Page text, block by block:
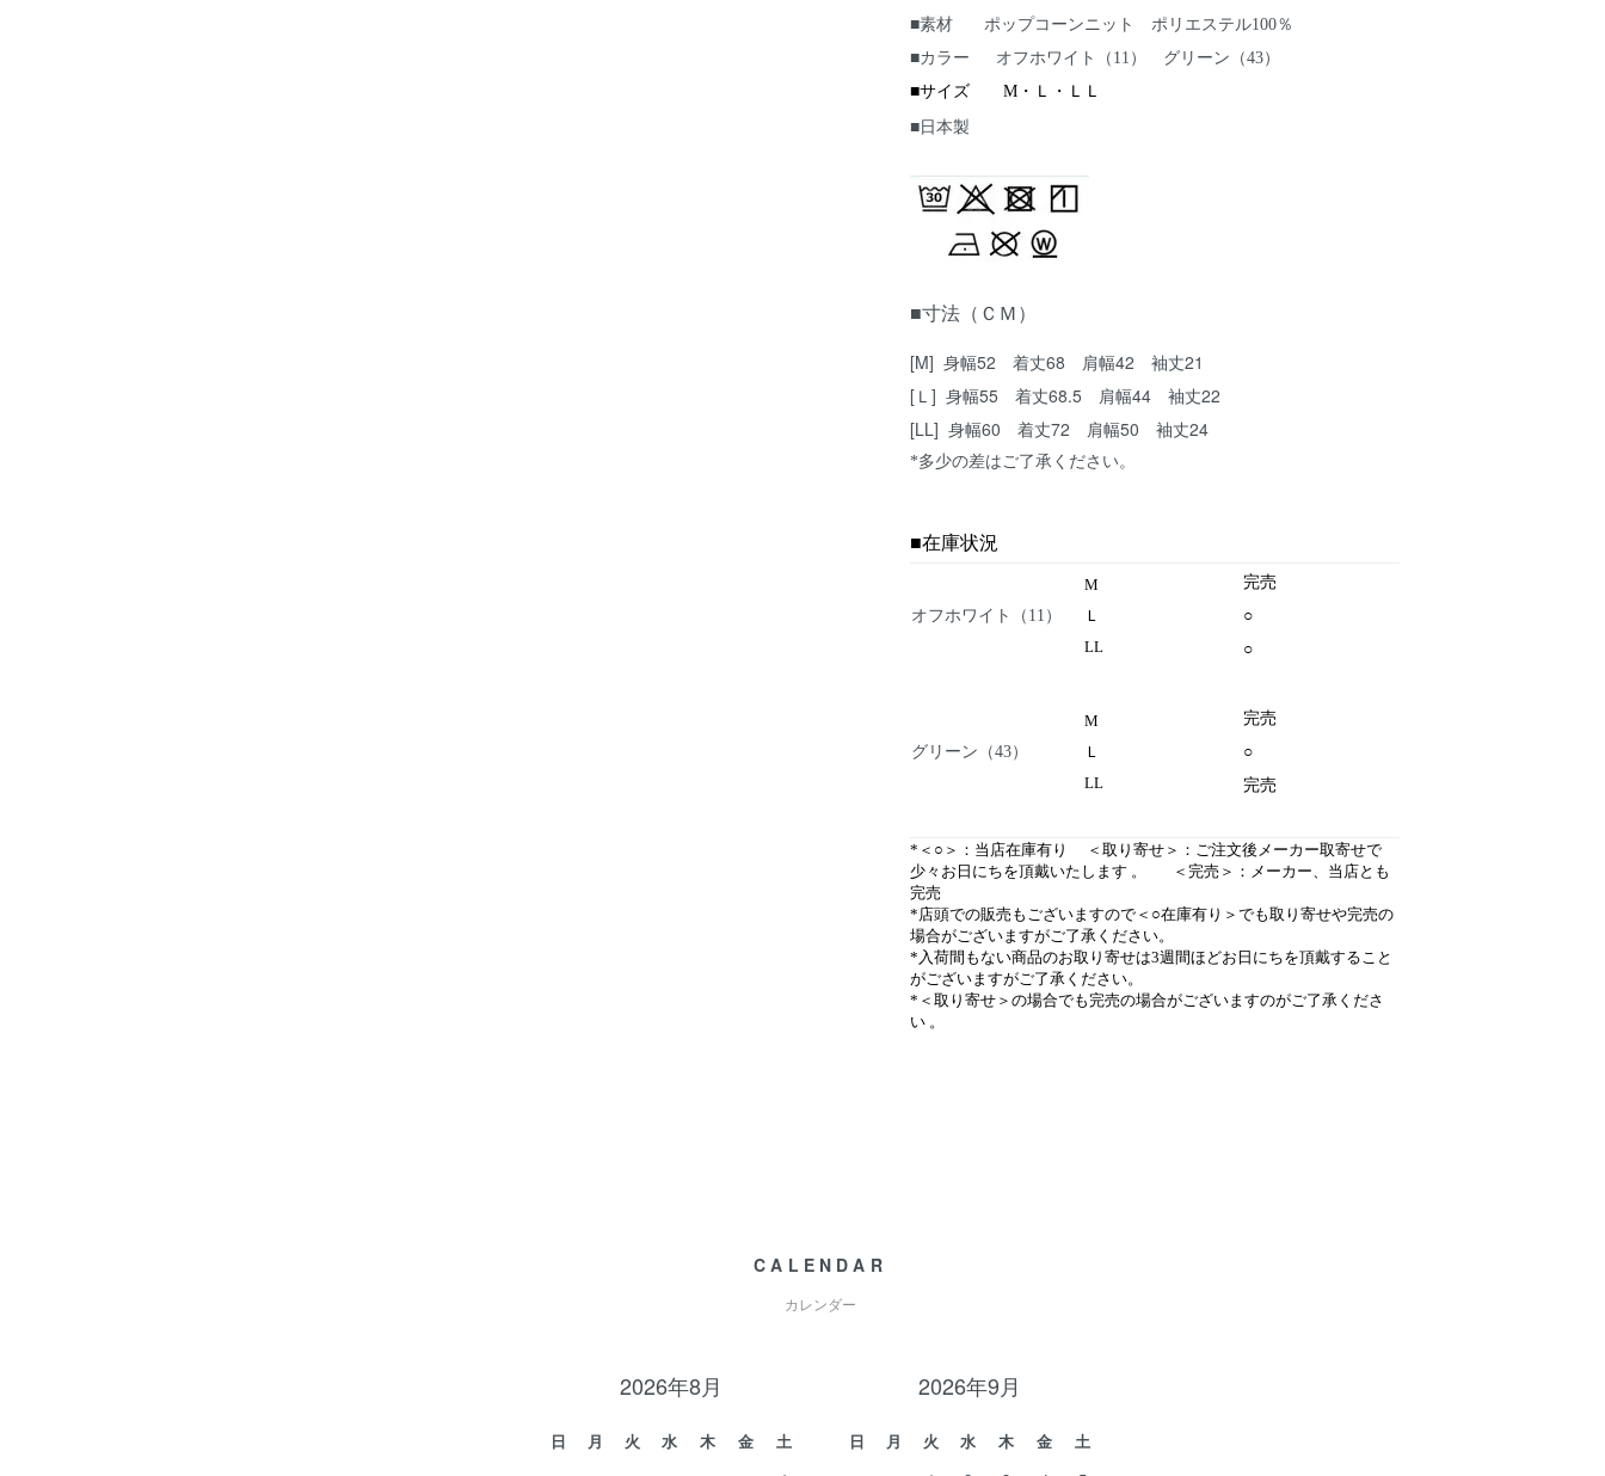
■素材 ポップコーンニット ポリエステル100％
■カラー オフホワイト（11） グリーン（43）
■サイズ M・Ｌ・ＬＬ
■日本製
■寸法（ＣＭ）
[M] 身幅52 着丈68 肩幅42 袖丈21
[Ｌ] 身幅55 着丈68.5 肩幅44 袖丈22
[LL] 身幅60 着丈72 肩幅50 袖丈24
*多少の差はご了承ください。
■在庫状況
オフホワイト（11）
M
Ｌ
LL
完売
○
○
グリーン（43）
M
Ｌ
LL
完売
○
完売
*＜○＞：当店在庫有り ＜取り寄せ＞：ご注文後メーカー取寄せで
少々お日にちを頂戴いたします 。 ＜完売＞：メーカー、当店とも
完売
*店頭での販売もございますので＜○在庫有り＞でも取り寄せや完売の
場合がございますがご了承ください。
*入荷間もない商品のお取り寄せは3週間ほどお日にちを頂戴すること
がございますがご了承ください。
*＜取り寄せ＞の場合でも完売の場合がございますのがご了承くださ
い 。
CALENDAR
カレンダー
2026年8月
日 月 火 水 木 金
土
2026年9月
日 月 火 水 木 金
土